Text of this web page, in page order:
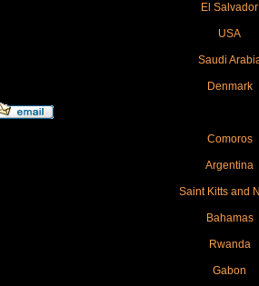
El Salvador
USA
Saudi
Denmark
Comoros
Argentina
Saint Kitts and
Bahamas
Rwanda
Gabon